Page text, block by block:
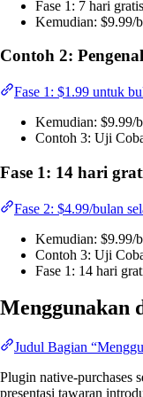
Fase 1: 7 hari gratis
Kemudian: $9.99/
Contoh 2:
Fase 1: $1.99 untuk
Kemudian: $9.99/
Contoh 3: Uji
Fase 1: 14 hari
Fase 2: $4.99/bulan
Kemudian: $9.99/
Contoh 3: Uji
Fase 1: 14 hari
Menggunakan
Judul Bagian
Plugin native-purchases
presentasi tawaran